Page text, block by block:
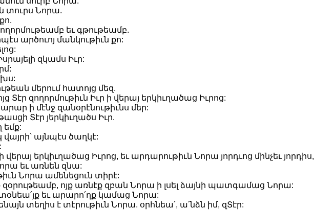
տուրս Նորա.
եւ գթութեամբ.
արծուոյ մանկութիւն քո:
զկամս Իւր:
մերում հատոյց մեզ.
Տէր զողորմութիւն Իւր ի վերայ երկիւղածաց Իւրոց:
ի մէնջ զանօրէնութիւնս մեր:
Տէր յերկիւղածս Իւր.
եմք:
այնպէս ծաղկէ:
երկիւղածաց Իւրոց, եւ արդարութիւն Նորա յորդւոց մինչեւ յորդիս,
եւ առնեն զնա:
Նորա ամենեցուն տիրէ:
զօրութեամբ, ոյք առնէք զբան Նորա ի լսել ձայնի պատգամաց Նորա:
եւ արարո՛ղք կամաց Նորա:
տեղիս է տէրութիւն Նորա. օրհնեա՛, ա՛նձն իմ, զՏէր: